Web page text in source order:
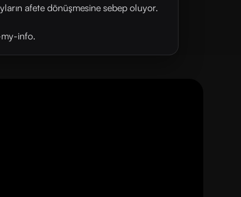
afete dönüşmesine sebep oluyor.
info.